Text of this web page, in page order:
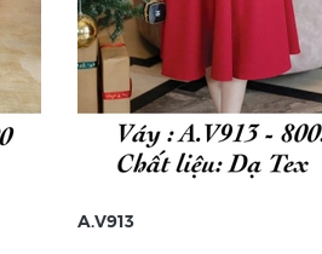
A.V913